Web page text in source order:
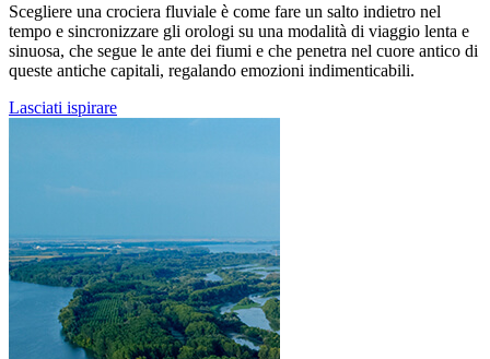
Scegliere una crociera fluviale è come fare un salto indietro nel
tempo e sincronizzare gli orologi su una modalità di viaggio lenta e
sinuosa, che segue le ante dei fiumi e che penetra nel cuore antico di
queste antiche capitali, regalando emozioni indimenticabili.
Lasciati ispirare